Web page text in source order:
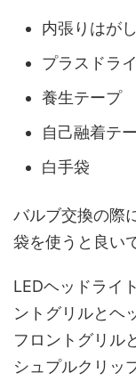
内張りはがし
プラスドラ
養生テープ
自己融着テ
白手袋
バルブ交換の際
袋を使うと良い
LEDヘッドライ
ントグリルとヘ
フロントグリル
シュプルクリッ